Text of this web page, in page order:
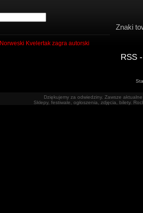
Norweski Kvelertak zagra autorski
Znaki
RSS
Dziękujemy za odwiedziny. Zawsze
Sklepy, festiwale, ogłoszenia, zdjęcia, bilety.